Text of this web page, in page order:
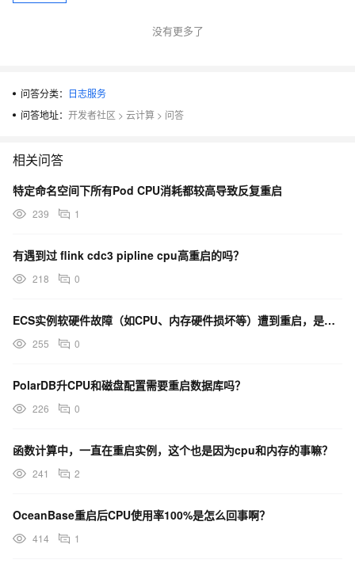
没有更多了
问答分类： 日志服务
问答地址： 开发者社区 > 云计算 > 问答
相关问答
特定命名空间下所有Pod CPU消耗都较高导致反复重启
239 1
有遇到过 flink cdc3 pipline cpu高重启的吗？
218 0
ECS实例软硬件故障（如CPU、内存硬件损坏等）遭到重启，是什么原因导致的？
255 0
PolarDB升CPU和磁盘配置需要重启数据库吗？
226 0
函数计算中，一直在重启实例，这个也是因为cpu和内存的事嘛？
241 2
OceanBase重启后CPU使用率100%是怎么回事啊？
414 1